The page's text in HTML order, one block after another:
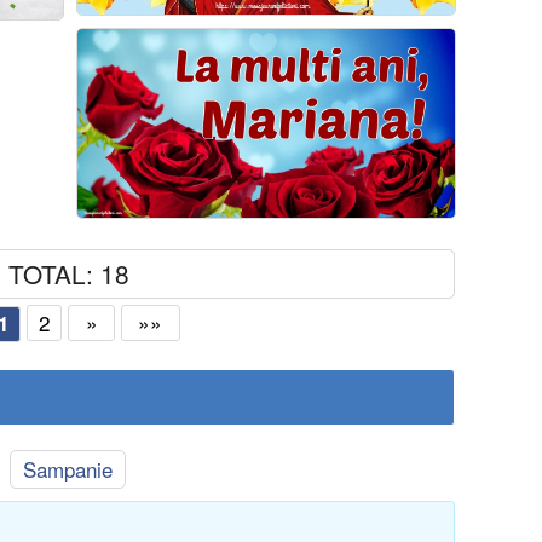
TOTAL: 18
2 » »»
Sampanie